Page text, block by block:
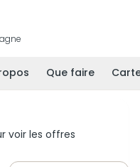
Que faire
voir les offres